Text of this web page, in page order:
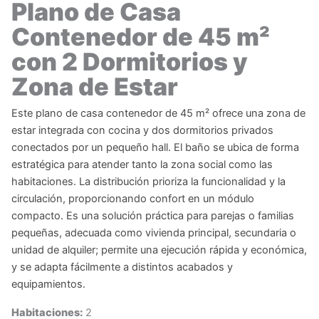
Plano de Casa
Contenedor de 45 m²
con 2 Dormitorios y
Zona de Estar
Este plano de casa contenedor de 45 m² ofrece una zona de
estar integrada con cocina y dos dormitorios privados
conectados por un pequeño hall. El baño se ubica de forma
estratégica para atender tanto la zona social como las
habitaciones. La distribución prioriza la funcionalidad y la
circulación, proporcionando confort en un módulo
compacto. Es una solución práctica para parejas o familias
pequeñas, adecuada como vivienda principal, secundaria o
unidad de alquiler; permite una ejecución rápida y económica,
y se adapta fácilmente a distintos acabados y
equipamientos.
Habitaciones: 2